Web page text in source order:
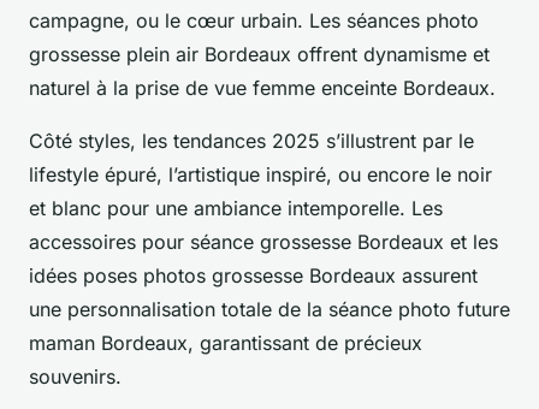
campagne, ou le cœur urbain. Les séances photo
grossesse plein air Bordeaux offrent dynamisme et
naturel à la prise de vue femme enceinte Bordeaux.
Côté styles, les tendances 2025 s’illustrent par le
lifestyle épuré, l’artistique inspiré, ou encore le noir
et blanc pour une ambiance intemporelle. Les
accessoires pour séance grossesse Bordeaux et les
idées poses photos grossesse Bordeaux assurent
une personnalisation totale de la séance photo future
maman Bordeaux, garantissant de précieux
souvenirs.